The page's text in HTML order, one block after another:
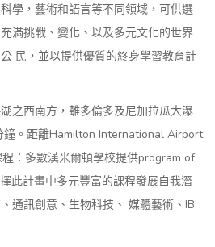
學，藝術和語言等不同領域，可供選
滿挑戰、變化、以及多元文化的世界
民，並以提供優質的終身學習教育計
之西南方，離多倫多及尼加拉瓜大瀑
鐘。距離Hamilton International Airport
：多數漢米爾頓學校提供program of
此計畫中多元豐富的課程發展自我潛
通訊創意、生物科技、 媒體藝術、IB